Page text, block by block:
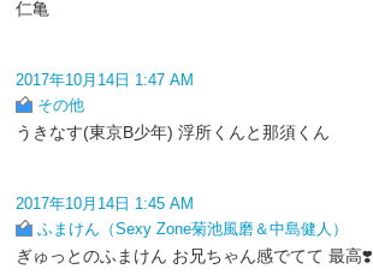
仁亀
2017年10月14日 1:47 AM
その他
うきなす(東京B少年) 浮所くんと那須くん
2017年10月14日 1:45 AM
ふまけん（Sexy Zone菊池風磨＆中島健人）
ぎゅっとのふまけん お兄ちゃん感でてて 最高❣️